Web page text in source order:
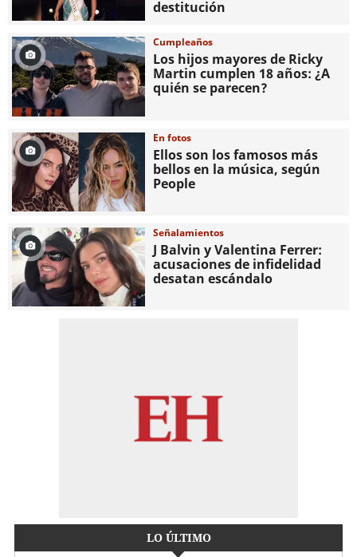
destitución
Cumpleaños
Los hijos mayores de Ricky
Martin cumplen 18 años: ¿A
quién se parecen?
En fotos
Ellos son los famosos más
bellos en la música, según
People
Señalamientos
J Balvin y Valentina Ferrer:
acusaciones de infidelidad
desatan escándalo
LO ÚLTIMO